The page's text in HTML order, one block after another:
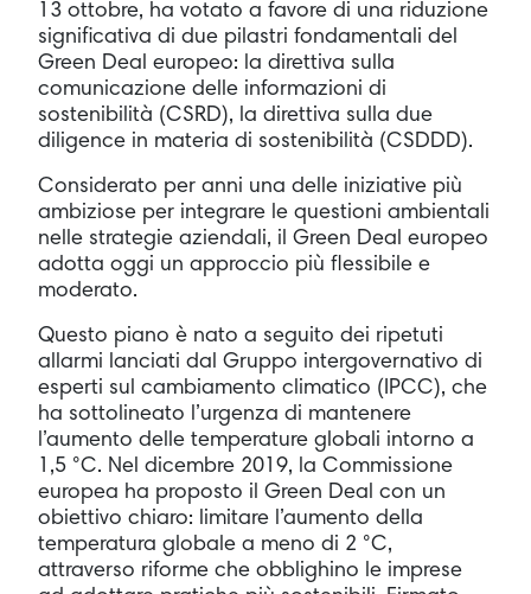
13 ottobre, ha votato a favore di una riduzione
significativa di due pilastri fondamentali del
Green Deal europeo: la direttiva sulla
comunicazione delle informazioni di
sostenibilità (CSRD), la direttiva sulla due
diligence in materia di sostenibilità (CSDDD).
Considerato per anni una delle iniziative più
ambiziose per integrare le questioni ambientali
nelle strategie aziendali, il Green Deal europeo
adotta oggi un approccio più flessibile e
moderato.
Questo piano è nato a seguito dei ripetuti
allarmi lanciati dal Gruppo intergovernativo di
esperti sul cambiamento climatico (IPCC), che
ha sottolineato l’urgenza di mantenere
l’aumento delle temperature globali intorno a
1,5 °C. Nel dicembre 2019, la Commissione
europea ha proposto il Green Deal con un
obiettivo chiaro: limitare l’aumento della
temperatura globale a meno di 2 °C,
attraverso riforme che obblighino le imprese